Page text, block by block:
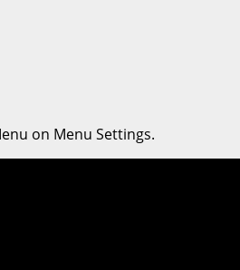
on Menu Settings.